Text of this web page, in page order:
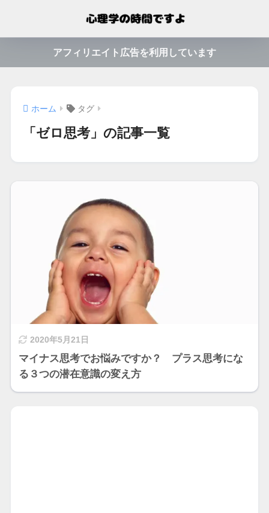
アフィリエイト広告を利用しています
ホーム タグ
「ゼロ思考」の記事一覧
2020年5月21日
マイナス思考でお悩みですか？ プラス思考にな
る３つの潜在意識の変え方